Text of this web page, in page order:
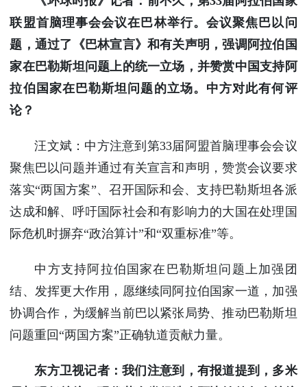
联盟首脑理事会会议在巴林举行。会议聚焦巴以问
题，通过了《巴林宣言》和有关声明，强调阿拉伯国
家在巴勒斯坦问题上的统一立场，并赞赏中国支持阿
拉伯国家在巴勒斯坦问题的立场。中方对此有何评
论？
汪文斌：中方注意到第33届阿盟首脑理事会会议
聚焦巴以问题并通过有关宣言和声明，赞赏会议要求
落实“两国方案”、召开国际和会、支持巴勒斯坦各派
达成和解、呼吁国际社会和有影响力的大国在处理国
际危机时摒弃“政治算计”和“双重标准”等。
中方支持阿拉伯国家在巴勒斯坦问题上加强团
结、发挥更大作用，愿继续同阿拉伯国家一道，加强
协调合作，为缓解当前巴以紧张局势、推动巴勒斯坦
问题重回“两国方案”正确轨道贡献力量。
东方卫视记者：我们注意到，有报道提到，多米